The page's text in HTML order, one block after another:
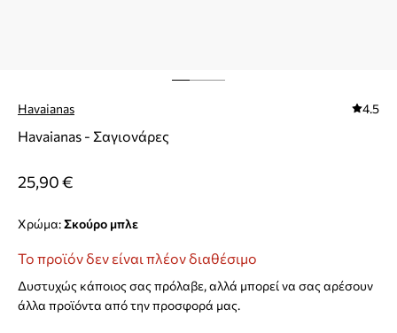
Havaianas 4.5
Havaianas - Σαγιονάρες
25,90 €
Χρώμα: σκούρο μπλε
Το προϊόν δεν είναι πλέον διαθέσιμο
Δυστυχώς κάποιος σας πρόλαβε, αλλά μπορεί να σας αρέσουν
άλλα προϊόντα από την προσφορά μας.